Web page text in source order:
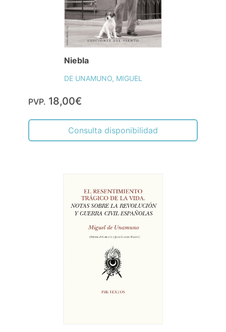
Niebla
DE UNAMUNO, MIGUEL
PVP. 18,00€
Consulta disponibilidad